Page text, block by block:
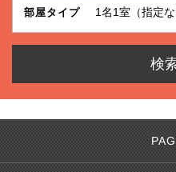
部屋タイプ